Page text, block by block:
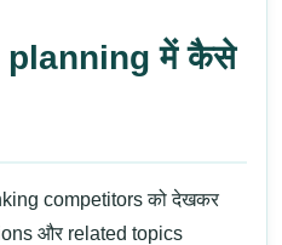
planning में कैसे
competitors को देखकर
और related topics